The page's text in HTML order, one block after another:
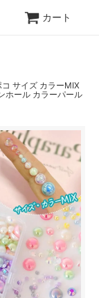
カート
サイズ カラーMIX
ホール カラーパール